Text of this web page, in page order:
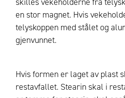
en stor magnet. Hvis
telyskoppen med stålet og
gjenvunnet.
Hvis formen er laget av plast
restavfallet. Stearin skal i